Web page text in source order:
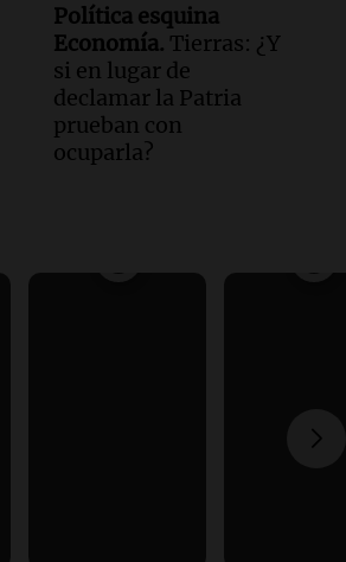
Política esquina
Economía. Tierras: ¿Y
si en lugar de
declamar la Patria
prueban con
ocuparla?